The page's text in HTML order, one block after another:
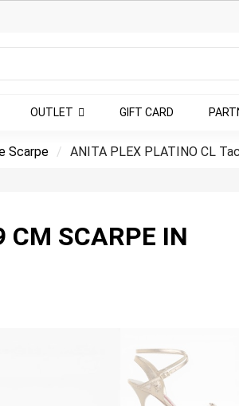
OUTLET GIFT CARD
Scarpe ANITA PLEX PLATINO CL
CM SCARPE IN